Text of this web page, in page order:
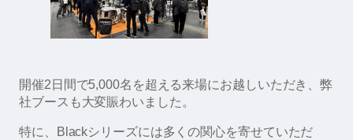
開催2日間で5,000名を超える来場にお越しいただき、弊
社ブースも大変賑わいました。
特に、Blackシリーズには多くの関心を寄せていただ